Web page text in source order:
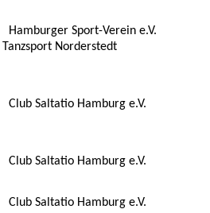
Hamburger Sport-Verein e.V.
Tanzsport Norderstedt
Club Saltatio Hamburg e.V.
Club Saltatio Hamburg e.V.
Club Saltatio Hamburg e.V.